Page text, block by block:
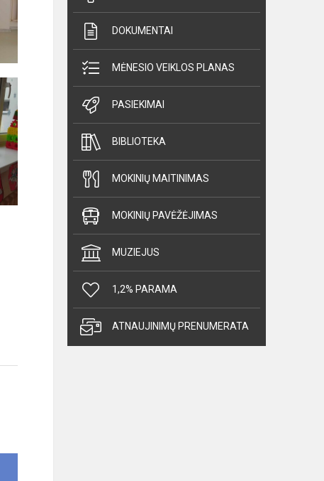
DOKUMENTAI
MĖNESIO VEIKLOS PLANAS
PASIEKIMAI
BIBLIOTEKA
MOKINIŲ MAITINIMAS
MOKINIŲ PAVĖŽĖJIMAS
MUZIEJUS
1,2% PARAMA
ATNAUJINIMŲ PRENUMERATA